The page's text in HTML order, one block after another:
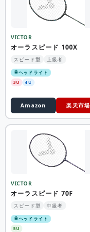
VICTOR
オーラスピード 100X
スピード型 上級者
ヘッドライト
3U
4U
Amazon 楽天市場
VICTOR
オーラスピード 70F
スピード型 中級者
ヘッドライト
5U